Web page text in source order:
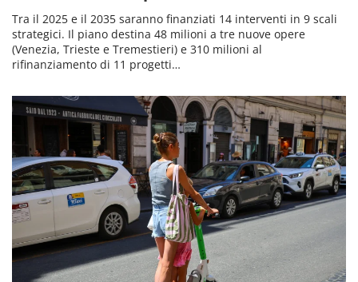
Tra il 2025 e il 2035 saranno finanziati 14 interventi in 9 scali
strategici. Il piano destina 48 milioni a tre nuove opere
(Venezia, Trieste e Tremestieri) e 310 milioni al
rifinanziamento di 11 progetti…